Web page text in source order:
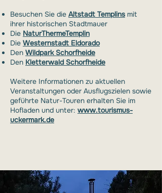
Besuchen Sie die Altstadt Templins mit
ihrer historischen Stadtmauer
Die NaturThermeTemplin
Die Westernstadt Eldorado
Den Wildpark Schorfheide
Den Kletterwald Schorfheide
Weitere Informationen zu aktuellen
Veranstal­tungen oder Ausflugszielen sowie
geführte Natur-Touren erhalten Sie im
Hofladen und unter: www.tourismus-
uckermark.de